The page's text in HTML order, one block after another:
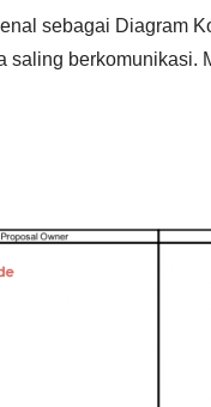
sebagai Diagram
berkomunikasi.